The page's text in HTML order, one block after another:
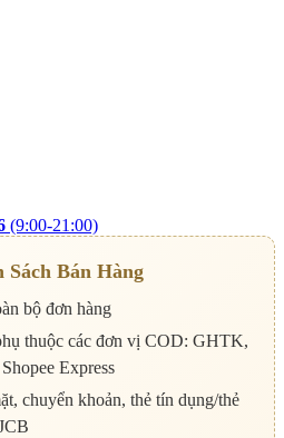
(9:00-21:00)
Sách Bán Hàng
bộ đơn hàng
thuộc các đơn vị COD: GHTK,
Express
chuyển khoản, thẻ tín dụng/thẻ